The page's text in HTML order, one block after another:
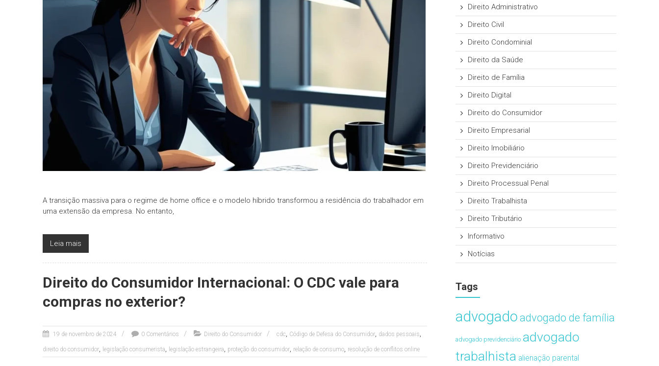
A transição massiva para o regime de home office e o modelo híbrido transformou a residência do trabalhador em
uma extensão da empresa. No entanto,
Leia mais
Direito do Consumidor Internacional: O CDC vale para
compras no exterior?
19 de novembro de 2024 0 Comentários Direito do Consumidor cdc, Código de Defesa do Consumidor, dados pessoais,
direito do consumidor, legislação consumerista, legislação estrangeira, proteção do consumidor, relação de consumo, resolução de conflitos online
Direito Administrativo
Direito Civil
Direito Condominial
Direito da Saúde
Direito de Família
Direito Digital
Direito do Consumidor
Direito Empresarial
Direito Imobiliário
Direito Previdenciário
Direito Processual Penal
Direito Trabalhista
Direito Tributário
Informativo
Notícias
Tags
advogado advogado de família
advogado previdenciário advogado
trabalhista alienação parental